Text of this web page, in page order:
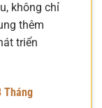
không chỉ
thêm
triển
Tháng